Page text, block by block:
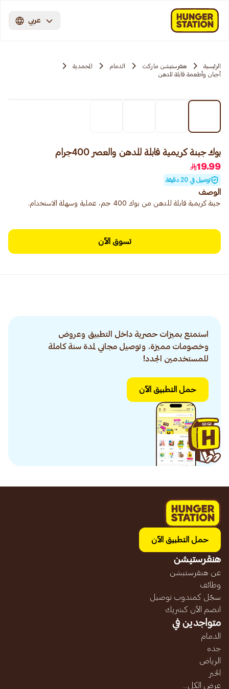
عربي
الرئيسية هنقرستيشن ماركت الدمام
المحمدية
أجبان وأطعمة قابلة للدهن
بوك جبنة كريمية قابلة للدهن والعصر 400جرام
19.99
توصيل في 20 دقيقة
الوصف
جبنة كريمية قابلة للدهن من بوك 400 جم، عملية وسهلة الاستخدام.
تسوق الآن
استمتع بميزات حصرية داخل التطبيق وعروض
وخصومات مميزة. وتوصيل مجاني لمدة سنة كاملة
للمستخدمين الجدد!
حمل التطبيق الآن
حمل التطبيق الآن
هنقرستيشن
عن هنقرستيشن
وظائف
سجّل كمندوب توصيل
انضم الآن كشريك
متواجدين في
الدمام
جده
الرياض
الخبر
عرض الكل...